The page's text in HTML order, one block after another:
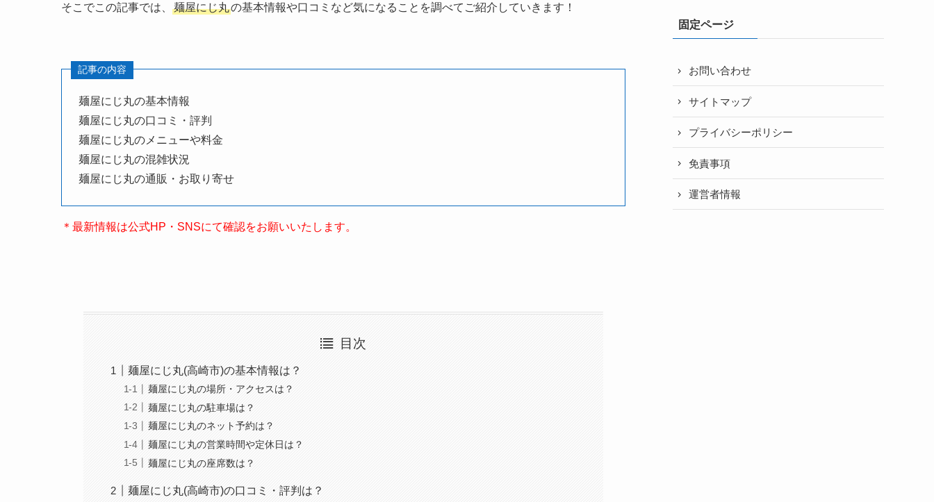
そこでこの記事では、 麺屋にじ丸の基本情報や口コミなど気になることを調べてご紹介していきます！
記事の内容
麺屋にじ丸の基本情報
麺屋にじ丸の口コミ・評判
麺屋にじ丸のメニューや料金
麺屋にじ丸の混雑状況
麺屋にじ丸の通販・お取り寄せ
＊最新情報は公式HP・SNSにて確認をお願いいたします。
目次
麺屋にじ丸(高崎市)の基本情報は？
麺屋にじ丸の場所・アクセスは？
麺屋にじ丸の駐車場は？
麺屋にじ丸のネット予約は？
麺屋にじ丸の営業時間や定休日は？
麺屋にじ丸の座席数は？
麺屋にじ丸(高崎市)の口コミ・評判は？
固定ページ
お問い合わせ
サイトマップ
プライバシーポリシー
免責事項
運営者情報